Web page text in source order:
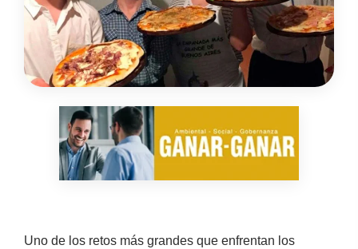
Uno de los retos más grandes que enfrentan los